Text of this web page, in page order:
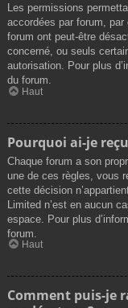
Les permissions
accordées par forum,
forum ont peut-être
concerné, ou seuls
autorisation. Pour plus
du forum.
Haut
Pourquoi ai-je
Chaque forum a son
une de ces règles, vous
cette décision
Limited n’est en aucun
espace. Pour plus
forum.
Haut
Comment puis-je